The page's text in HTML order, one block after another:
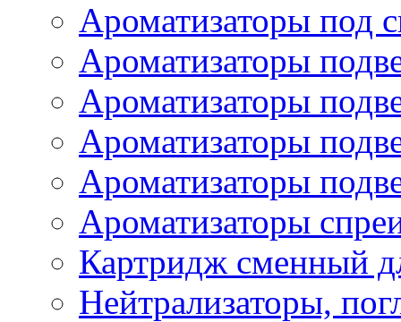
Ароматизаторы под
Ароматизаторы
Ароматизаторы
Ароматизаторы
Ароматизаторы
Ароматизаторы
Картридж сменный
Нейтрализаторы,